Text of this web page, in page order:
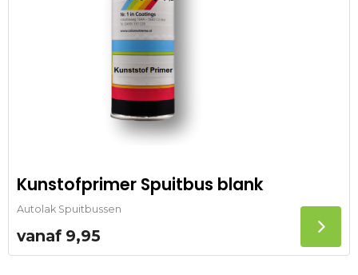
Kunstofprimer Spuitbus blank
Autolak Spuitbussen
vanaf 9,95